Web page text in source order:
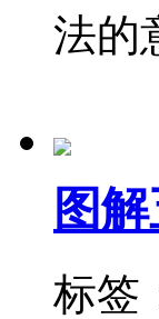
法的
图
标签